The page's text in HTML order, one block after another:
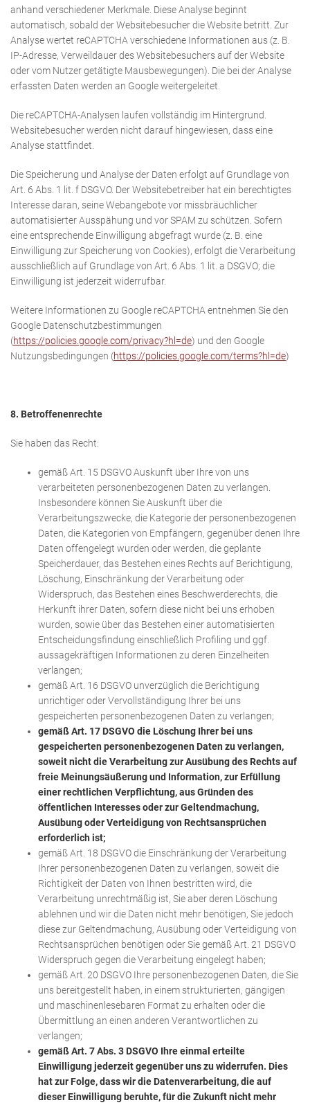
anhand verschiedener Merkmale. Diese Analyse beginnt
automatisch, sobald der Websitebesucher die Website betritt. Zur
Analyse wertet reCAPTCHA verschiedene Informationen aus (z. B.
IP-Adresse, Verweildauer des Websitebesuchers auf der Website
oder vom Nutzer getätigte Mausbewegungen). Die bei der Analyse
erfassten Daten werden an Google weitergeleitet.
Die reCAPTCHA-Analysen laufen vollständig im Hintergrund.
Websitebesucher werden nicht darauf hingewiesen, dass eine
Analyse stattfindet.
Die Speicherung und Analyse der Daten erfolgt auf Grundlage von
Art. 6 Abs. 1 lit. f DSGVO. Der Websitebetreiber hat ein berechtigtes
Interesse daran, seine Webangebote vor missbräuchlicher
automatisierter Ausspähung und vor SPAM zu schützen. Sofern
eine entsprechende Einwilligung abgefragt wurde (z. B. eine
Einwilligung zur Speicherung von Cookies), erfolgt die Verarbeitung
ausschließlich auf Grundlage von Art. 6 Abs. 1 lit. a DSGVO; die
Einwilligung ist jederzeit widerrufbar.
Weitere Informationen zu Google reCAPTCHA entnehmen Sie den
Google Datenschutzbestimmungen
(https://policies.google.com/privacy?hl=de) und den Google
Nutzungsbedingungen (https://policies.google.com/terms?hl=de)
8. Betroffenenrechte
Sie haben das Recht:
gemäß Art. 15 DSGVO Auskunft über Ihre von uns
verarbeiteten personenbezogenen Daten zu verlangen.
Insbesondere können Sie Auskunft über die
Verarbeitungszwecke, die Kategorie der personenbezogenen
Daten, die Kategorien von Empfängern, gegenüber denen Ihre
Daten offengelegt wurden oder werden, die geplante
Speicherdauer, das Bestehen eines Rechts auf Berichtigung,
Löschung, Einschränkung der Verarbeitung oder
Widerspruch, das Bestehen eines Beschwerderechts, die
Herkunft ihrer Daten, sofern diese nicht bei uns erhoben
wurden, sowie über das Bestehen einer automatisierten
Entscheidungsfindung einschließlich Profiling und ggf.
aussagekräftigen Informationen zu deren Einzelheiten
verlangen;
gemäß Art. 16 DSGVO unverzüglich die Berichtigung
unrichtiger oder Vervollständigung Ihrer bei uns
gespeicherten personenbezogenen Daten zu verlangen;
gemäß Art. 17 DSGVO die Löschung Ihrer bei uns
gespeicherten personenbezogenen Daten zu verlangen,
soweit nicht die Verarbeitung zur Ausübung des Rechts auf
freie Meinungsäußerung und Information, zur Erfüllung
einer rechtlichen Verpflichtung, aus Gründen des
öffentlichen Interesses oder zur Geltendmachung,
Ausübung oder Verteidigung von Rechtsansprüchen
erforderlich ist;
gemäß Art. 18 DSGVO die Einschränkung der Verarbeitung
Ihrer personenbezogenen Daten zu verlangen, soweit die
Richtigkeit der Daten von Ihnen bestritten wird, die
Verarbeitung unrechtmäßig ist, Sie aber deren Löschung
ablehnen und wir die Daten nicht mehr benötigen, Sie jedoch
diese zur Geltendmachung, Ausübung oder Verteidigung von
Rechtsansprüchen benötigen oder Sie gemäß Art. 21 DSGVO
Widerspruch gegen die Verarbeitung eingelegt haben;
gemäß Art. 20 DSGVO Ihre personenbezogenen Daten, die Sie
uns bereitgestellt haben, in einem strukturierten, gängigen
und maschinenlesebaren Format zu erhalten oder die
Übermittlung an einen anderen Verantwortlichen zu
verlangen;
gemäß Art. 7 Abs. 3 DSGVO Ihre einmal erteilte
Einwilligung jederzeit gegenüber uns zu widerrufen. Dies
hat zur Folge, dass wir die Datenverarbeitung, die auf
dieser Einwilligung beruhte, für die Zukunft nicht mehr